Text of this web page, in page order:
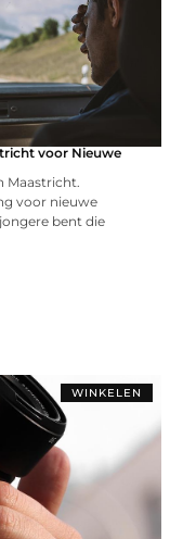
voor Nieuwe
Maastricht.
voor nieuwe
bent die
WINKELEN